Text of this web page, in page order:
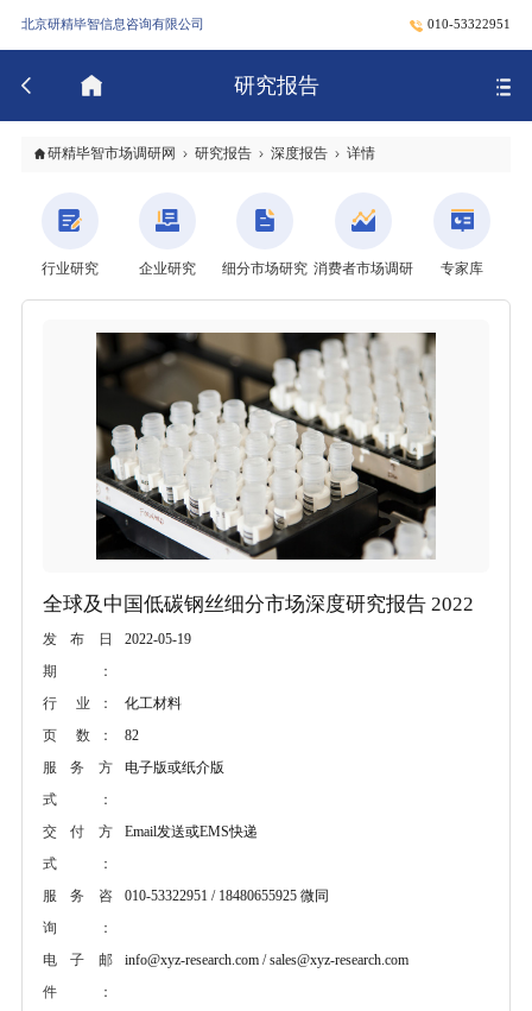
北京研精毕智信息咨询有限公司 010-53322951
研究报告
研精毕智市场调研网 研究报告 深度报告 详情
行业研究 企业研究 细分市场研究 消费者市场调研 专家库
全球及中国低碳钢丝细分市场深度研究报告 2022
发布日
期：
2022-05-19
行 业：
化工材料
页 数：
82
服务方
式：
电子版或纸介版
交付方
式：
Email发送或EMS快递
服务咨
询：
010-53322951 / 18480655925 微同
电子邮
件：
info@xyz-research.com / sales@xyz-research.com